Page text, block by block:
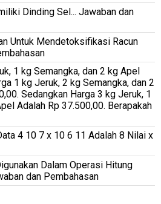
Dinding Sel... Jawaban dan
Untuk Mendetoksifikasi Racun
1 kg Semangka, dan 2 kg Apel
1 kg Jeruk, 2 kg Semangka, dan 2
Sedangkan Harga 3 kg Jeruk, 1
Adalah Rp 37.500,00. Berapakah
4 10 7 x 10 6 11 Adalah 8 Nilai x
Dalam Operasi Hitung
dan Pembahasan